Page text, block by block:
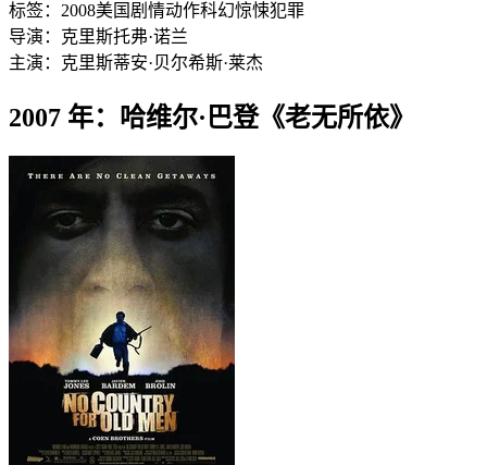
标签： 2008美国 剧情动作科幻惊悚犯罪
导演： 克里斯托弗·诺兰
主演： 克里斯蒂安·贝尔希斯·莱杰
2007 年：哈维尔·巴登《老无所依》